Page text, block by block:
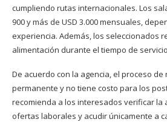
cumpliendo rutas internacionales. Los
900 y más de USD 3.000 mensuales,
experiencia. Además, los seleccionados
alimentación durante el tiempo de
De acuerdo con la agencia, el proceso de
permanente y no tiene costo para los
recomienda a los interesados verificar la
ofertas laborales y acudir únicamente a